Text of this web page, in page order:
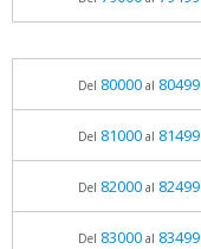
Del 80000al 80499
Del 81000al 81499
Del 82000al 82499
Del 83000al 83499